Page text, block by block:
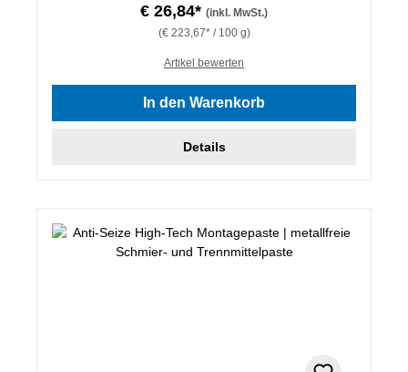
€ 26,84* (inkl. MwSt.)
(€ 223,67* / 100 g)
Artikel bewerten
In den Warenkorb
Details